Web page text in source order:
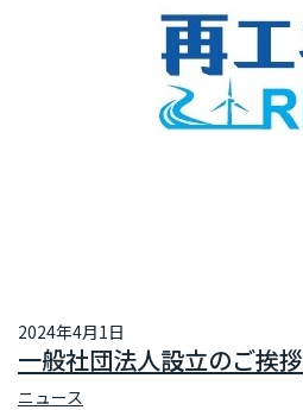
2024年4月1日
一般社団法人設立のご挨拶
ニュース